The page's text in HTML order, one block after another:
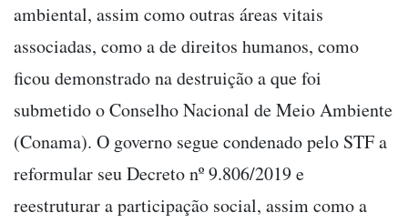
ambiental, assim como outras áreas vitais
associadas, como a de direitos humanos, como
ficou demonstrado na destruição a que foi
submetido o Conselho Nacional de Meio Ambiente
(Conama). O governo segue condenado pelo STF a
reformular seu Decreto nº 9.806/2019 e
reestruturar a participação social, assim como a